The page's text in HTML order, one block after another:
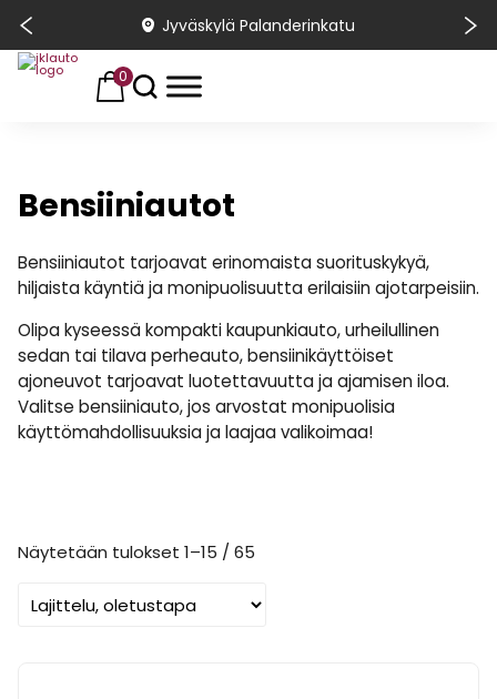
Jyväskylä Palanderinkatu
0
Bensiiniautot
Bensiiniautot tarjoavat erinomaista suorituskykyä,
hiljaista käyntiä ja monipuolisuutta erilaisiin ajotarpeisiin.
Olipa kyseessä kompakti kaupunkiauto, urheilullinen
sedan tai tilava perheauto, bensiinikäyttöiset
ajoneuvot tarjoavat luotettavuutta ja ajamisen iloa.
Valitse bensiiniauto, jos arvostat monipuolisia
käyttömahdollisuuksia ja laajaa valikoimaa!
Näytetään tulokset 1–15 / 65